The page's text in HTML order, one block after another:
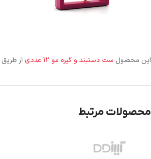
این محصول ست دستبند و گیره مو 12 عددی از طریق
محصولات مرتبط